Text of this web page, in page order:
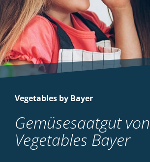
Vegetables by Bayer
Gemüsesaatgut von
Vegetables Bayer